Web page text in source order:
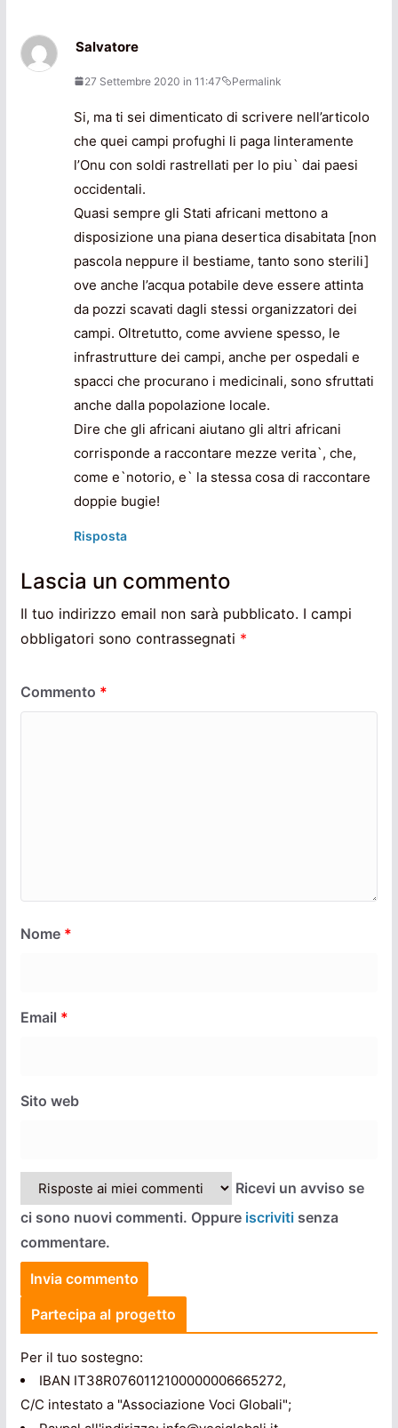
Salvatore
27 Settembre 2020 in 11:47 Permalink
Si, ma ti sei dimenticato di scrivere nell’articolo
che quei campi profughi li paga linteramente
l’Onu con soldi rastrellati per lo piu` dai paesi
occidentali.
Quasi sempre gli Stati africani mettono a
disposizione una piana desertica disabitata [non
pascola neppure il bestiame, tanto sono sterili]
ove anche l’acqua potabile deve essere attinta
da pozzi scavati dagli stessi organizzatori dei
campi. Oltretutto, come avviene spesso, le
infrastrutture dei campi, anche per ospedali e
spacci che procurano i medicinali, sono sfruttati
anche dalla popolazione locale.
Dire che gli africani aiutano gli altri africani
corrisponde a raccontare mezze verita`, che,
come e`notorio, e` la stessa cosa di raccontare
doppie bugie!
Risposta
Lascia un commento
Il tuo indirizzo email non sarà pubblicato. I campi
obbligatori sono contrassegnati *
Commento *
Nome *
Email *
Sito web
Ricevi un avviso se
ci sono nuovi commenti. Oppure iscrivitisenza
commentare.
Partecipa al progetto
Per il tuo sostegno:
IBAN IT38R0760112100000006665272,
C/C intestato a "Associazione Voci Globali";